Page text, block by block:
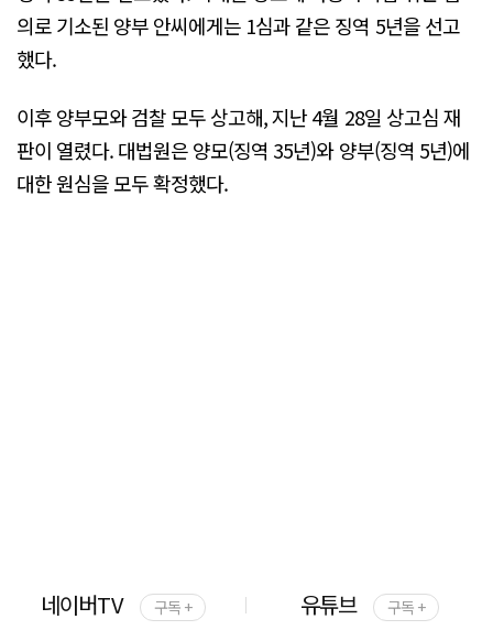
의로 기소된 양부 안씨에게는 1심과 같은 징역 5년을 선고
했다.
이후 양부모와 검찰 모두 상고해, 지난 4월 28일 상고심 재
판이 열렸다. 대법원은 양모(징역 35년)와 양부(징역 5년)에
대한 원심을 모두 확정했다.
네이버TV 구독 + 유튜브 구독 +